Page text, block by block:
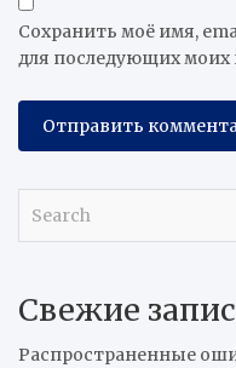
Сохранить моё имя,
для последующих моих
c
Свежие
Распространенные